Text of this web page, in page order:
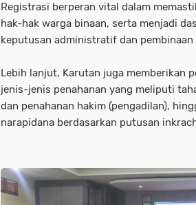
Registrasi berperan vital dalam
hak-hak warga binaan, serta menjadi
keputusan administratif dan pembinaan
Lebih lanjut, Karutan juga memberikan
jenis-jenis penahanan yang meliputi
dan penahanan hakim (pengadilan),
narapidana berdasarkan putusan